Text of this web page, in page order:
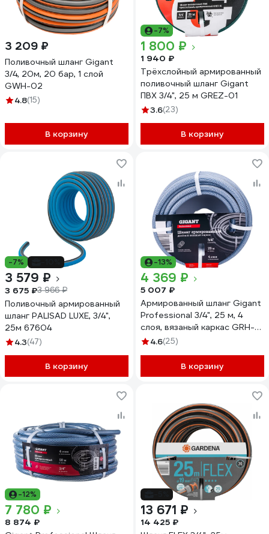
3 209 ₽
Поливочный шланг Gigant
3/4, 20м, 20 бар, 1 слой
GWH-02
4.8(15)
В корзину
-7%
1 800 ₽
1 940 ₽
Трёхслойный армированный
поливочный шланг Gigant
ПВХ 3/4", 25 м GREZ-01
3.6(23)
В корзину
-7%
3 579 ₽
3 675 ₽3 966 ₽
Поливочный армированный
шланг PALISAD LUXE, 3/4",
25м 67604
4.3(47)
В корзину
-13%
4 369 ₽
5 007 ₽
Армированный шланг Gigant
Professional 3/4", 25 м, 4
слоя, вязаный каркас GRH-
074.6(25)
В корзину
-12%
7 780 ₽
8 874 ₽
13 671 ₽
14 425 ₽